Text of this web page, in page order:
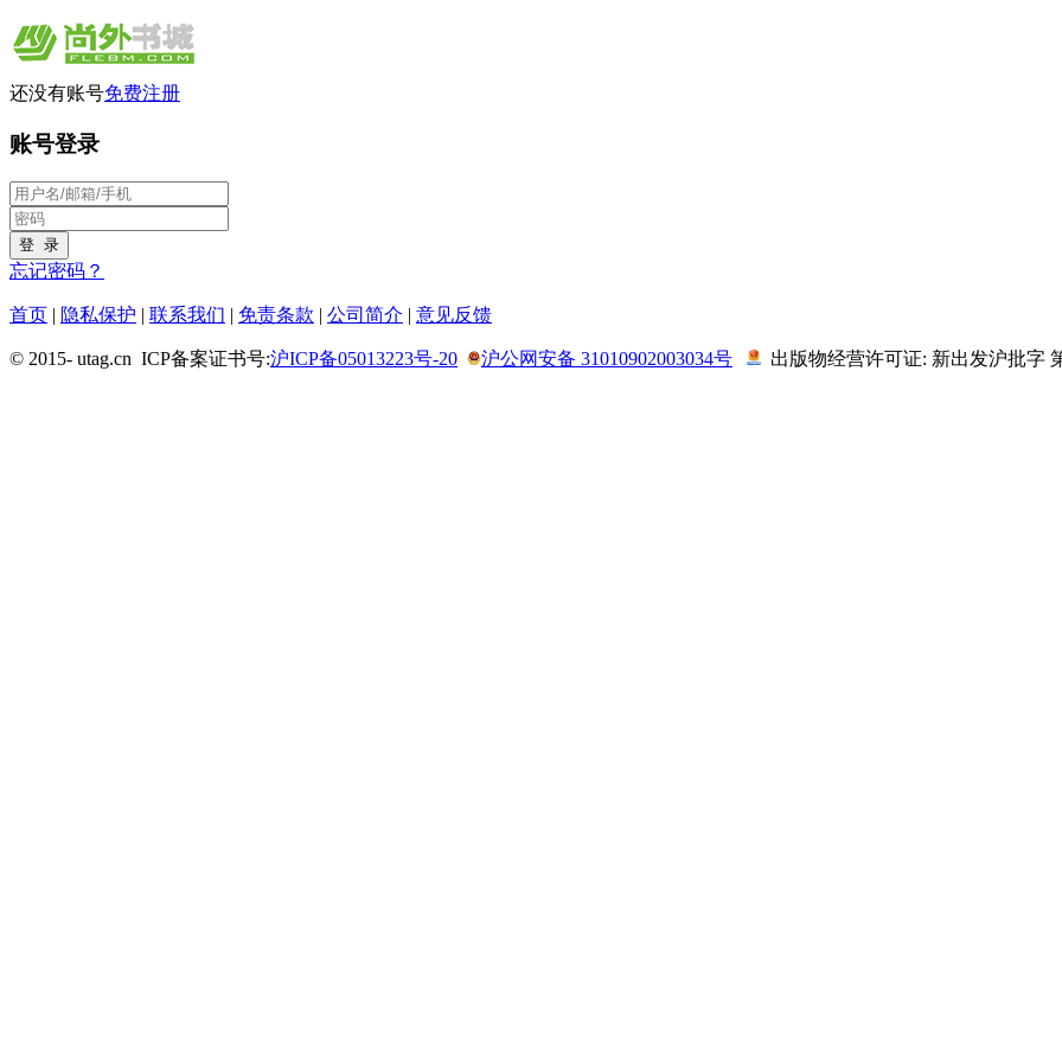
还没有账号免费注册
账号登录
忘记密码？
首页 | 隐私保护 | 联系我们 | 免责条款 | 公司简介 | 意见反馈
© 2015- utag.cn ICP备案证书号:沪ICP备05013223号-20 沪公网安备 31010902003034号 出版物经营许可证: 新出发沪批字